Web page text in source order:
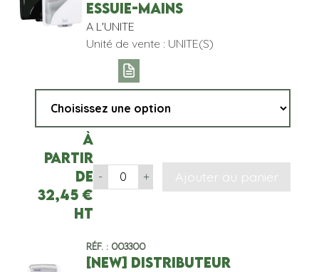
ESSUIE-MAINS
A L'UNITE
Unité de vente : UNITE(S)
À
partir
de
32,45 €
HT
- + Ajouter au panier
Réf. : 003300
[NEW] DISTRIBUTEUR